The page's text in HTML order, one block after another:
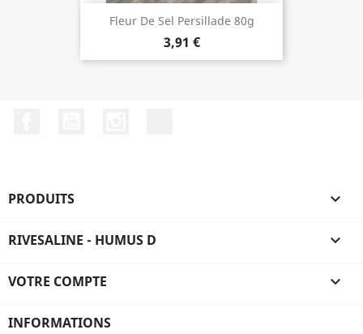
Fleur De Sel Persillade 80g
3,91 €
PRODUITS 
RIVESALINE - HUMUS D 
VOTRE COMPTE 
INFORMATIONS